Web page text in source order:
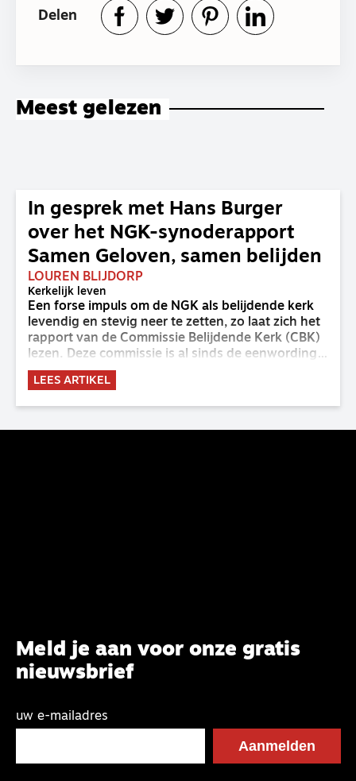
Delen
Meest gelezen
In gesprek met Hans Burger
over het NGK-synoderapport
Samen Geloven, samen belijden
LOUREN BLIJDORP
Kerkelijk leven
Een forse impuls om de NGK als belijdende kerk
levendig en stevig neer te zetten, zo laat zich het
rapport van de Commissie Belijdende Kerk (CBK)
lezen. Deze commissie is al sinds de eenwording
van de GKv en NGK actief en kreeg van de
synode van Deventer in 2023 de opdracht om
belijdenis en bij te dragen aan de verlevendiging
LEES ARTIKEL
Meld je aan voor onze gratis
nieuwsbrief
uw e-mailadres